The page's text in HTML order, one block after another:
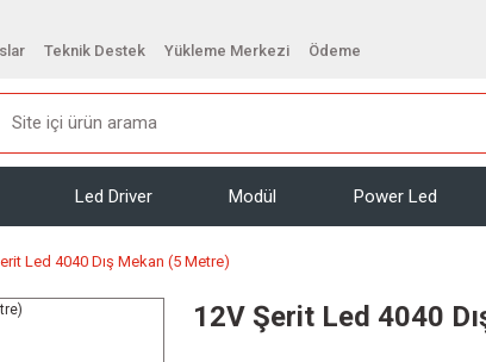
Teknik Destek Yükleme Merkezi Ödeme
Led Driver Modül Power Led
Led 4040 Dış Mekan (5 Metre)
12V Şerit Led 4040